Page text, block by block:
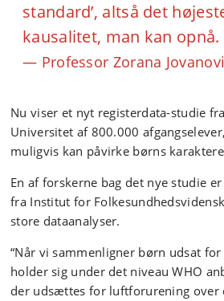
standard’, altså det
kausalitet, man kan opnå.
Professor Zorana
Nu viser et nyt registerdata-studie
Universitet af 800.000
muligvis kan påvirke børns
En af forskerne bag det nye studie
fra Institut for
store dataanalyser.
“Når vi sammenligner børn udsat
holder sig under det niveau WHO
der udsættes for luftforurening over